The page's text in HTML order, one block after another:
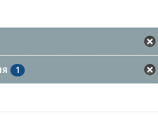
1